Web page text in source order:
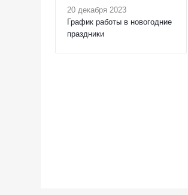
20 декабря 2023
График работы в новогодние
праздники